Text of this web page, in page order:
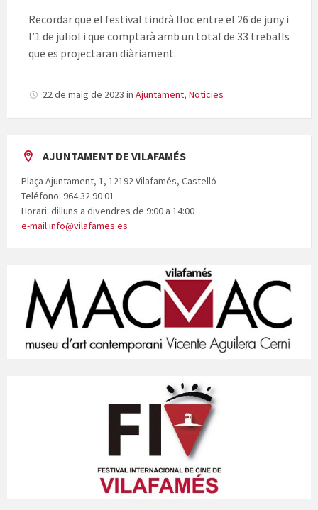
Recordar que el festival tindrà lloc entre el 26 de juny i
l’1 de juliol i que comptarà amb un total de 33 treballs
que es projectaran diàriament.
22 de maig de 2023 in Ajuntament, Noticies
AJUNTAMENT DE VILAFAMÉS
Plaça Ajuntament, 1, 12192 Vilafamés, Castelló
Teléfono: 964 32 90 01
Horari: dilluns a divendres de 9:00 a 14:00
e-mail:info@vilafames.es